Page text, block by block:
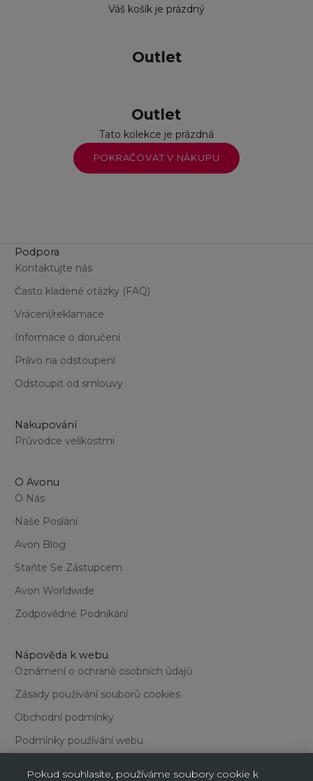
Váš košík je prázdný
Outlet
Outlet
Tato kolekce je prázdná
POKRAČOVAT V NÁKUPU
Podpora
Kontaktujte nás
Často kladené otázky (FAQ)
Vrácení/reklamace
Informace o doručení
Právo na odstoupení
Odstoupit od smlouvy
Nakupování
Průvodce velikostmi
O Avonu
O Nás
Naše Poslání
Avon Blog
Staňte Se Zástupcem
Avon Worldwide
Zodpovědné Podnikání
Nápověda k webu
Oznámení o ochraně osobních údajů
Zásady používání souborů cookies
Obchodní podmínky
Podmínky používání webu
Pokud souhlasíte, používáme soubory cookie k